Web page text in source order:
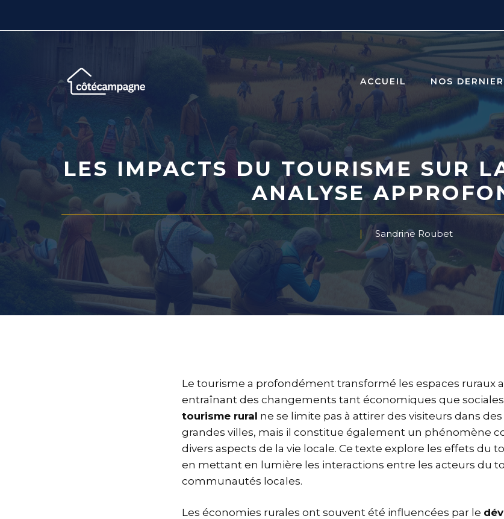
ACCUEIL NOS
LES IMPACTS DU TOURISME SUR
ANALYSE
Sandrine Roubet
Le tourisme a profondément transformé les espaces ruraux
entraînant des changements tant économiques que
tourisme rural ne se limite pas à attirer des visiteurs dans
grandes villes, mais il constitue également un phénomène
divers aspects de la vie locale. Ce texte explore les effets du
en mettant en lumière les interactions entre les acteurs du
communautés locales.
Les économies rurales ont souvent été influencées par le